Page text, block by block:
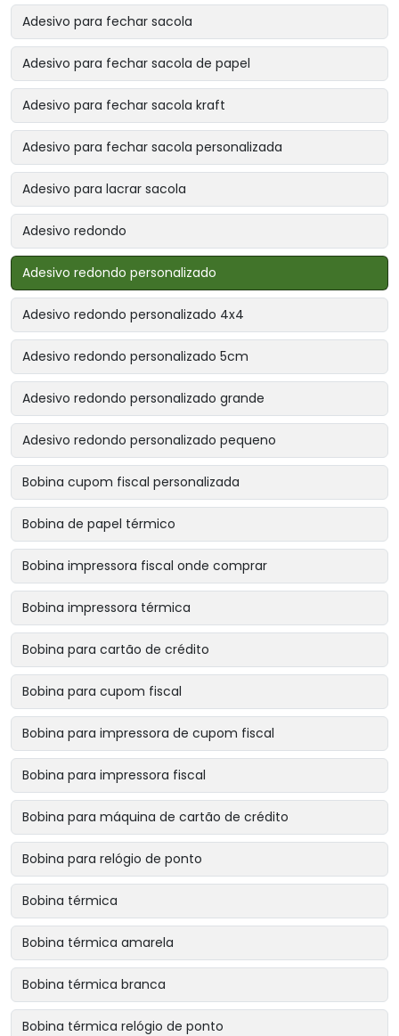
Adesivo para fechar sacola
Adesivo para fechar sacola de papel
Adesivo para fechar sacola kraft
Adesivo para fechar sacola personalizada
Adesivo para lacrar sacola
Adesivo redondo
Adesivo redondo personalizado
Adesivo redondo personalizado 4x4
Adesivo redondo personalizado 5cm
Adesivo redondo personalizado grande
Adesivo redondo personalizado pequeno
Bobina cupom fiscal personalizada
Bobina de papel térmico
Bobina impressora fiscal onde comprar
Bobina impressora térmica
Bobina para cartão de crédito
Bobina para cupom fiscal
Bobina para impressora de cupom fiscal
Bobina para impressora fiscal
Bobina para máquina de cartão de crédito
Bobina para relógio de ponto
Bobina térmica
Bobina térmica amarela
Bobina térmica branca
Bobina térmica relógio de ponto